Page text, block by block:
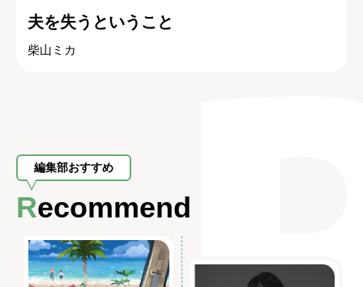
夫を失うということ
柴山ミカ
編集部おすすめ
Recommend